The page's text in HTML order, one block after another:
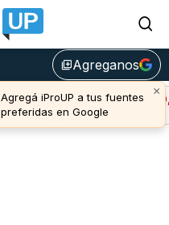
library_addAgreganos
×
Agregá iProUP a tus fuentes
preferidas en Google
Avalanche (-0,49%)
u$s 6,48